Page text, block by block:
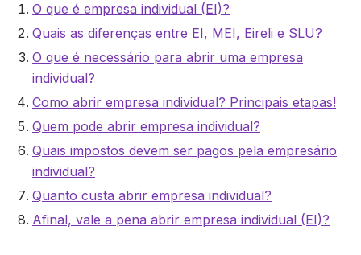
O que é empresa individual (EI)?
Quais as diferenças entre EI, MEI, Eireli e SLU?
O que é necessário para abrir uma empresa
individual?
Como abrir empresa individual? Principais etapas!
Quem pode abrir empresa individual?
Quais impostos devem ser pagos pela empresário
individual?
Quanto custa abrir empresa individual?
Afinal, vale a pena abrir empresa individual (EI)?